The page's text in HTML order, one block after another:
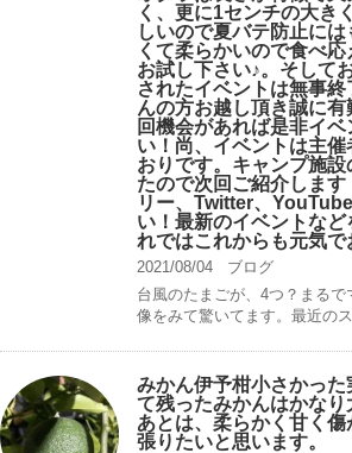
く、更に1センチの大き
しいので夏バテ防止に
くて柔らかいので食べ
お試し下さい♪。そして
されたイベントは無事
んの方お越し頂き誠に
回機会があれば是非イ
い！尚、イベントは主
おりです。キャンプ️施
たので次回ご紹介しま
リー、Twitter、
い！最新のイベントな
れではこれからも元気で
2021/08/04
ブログ
台風のたまごが、4つ？まる
像をみて驚いてます。最近のス
みかん伊予柑小さかった
て残ったみかんはかなり
あとは、柔らかく甘く
張りたいと思います。